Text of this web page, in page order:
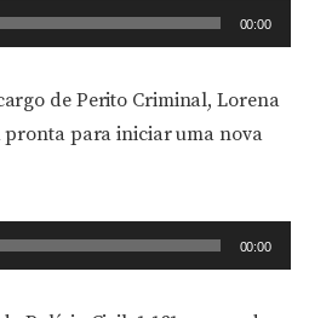
00:00
de Perito Criminal, Lorena
pronta para iniciar uma nova
00:00